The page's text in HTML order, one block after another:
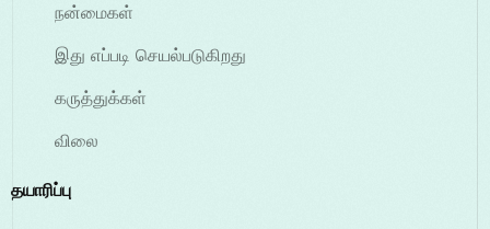
நன்மைகள்
இது எப்படி செயல்படுகிறது
கருத்துக்கள்
விலை
தயாரிப்பு